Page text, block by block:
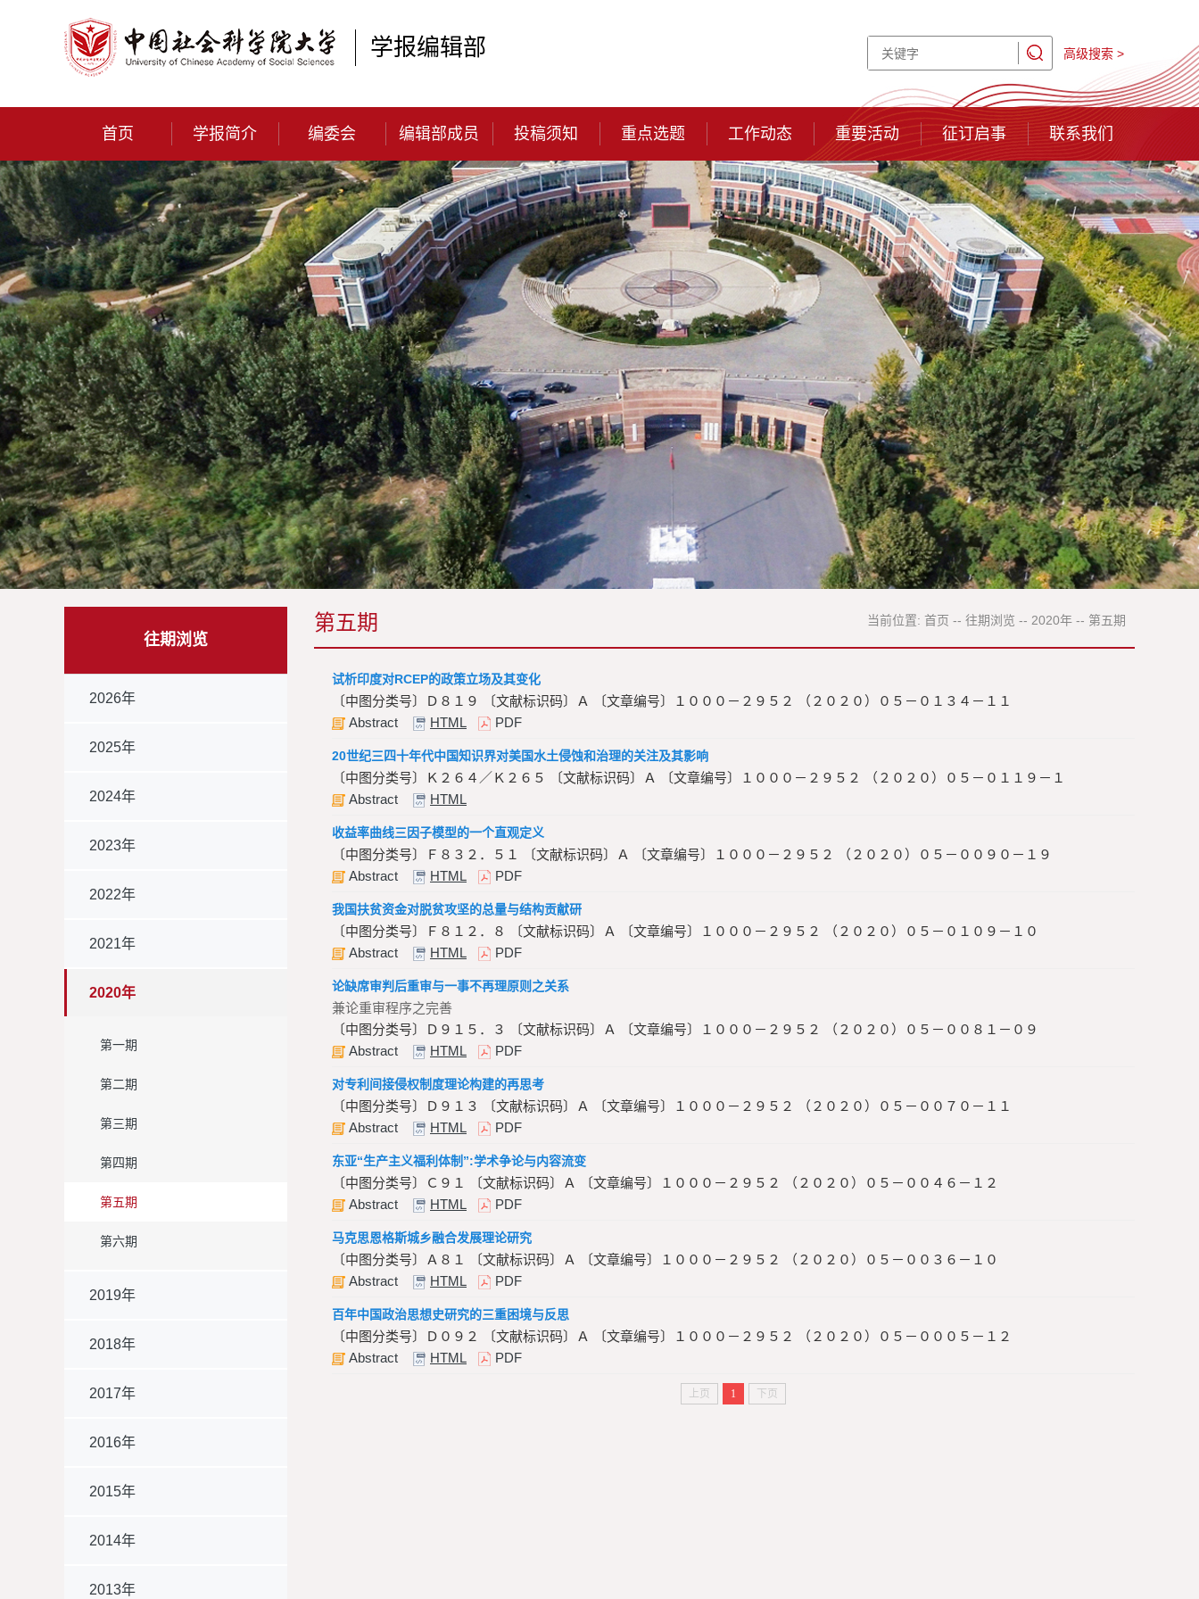
学报编辑部 高级搜索 >
首页 学报简介 编委会 编辑部成员 投稿须知 重点选题 工作动态 重要活动 征订启事 联系我们
往期浏览
2026年
2025年
2024年
2023年
2022年
2021年
2020年
第一期
第二期
第三期
第四期
第五期
第六期
2019年
2018年
2017年
2016年
2015年
2014年
2013年
第五期 当前位置: 首页 -- 往期浏览 -- 2020年 -- 第五期
试析印度对RCEP的政策立场及其变化
〔中图分类号〕Ｄ８１９ 〔文献标识码〕Ａ 〔文章编号〕１０００－２９５２ （２０２０）０５－０１３４－１１
Abstract
HTML PDF
20世纪三四十年代中国知识界对美国水土侵蚀和治理的关注及其影响
〔中图分类号〕Ｋ２６４／Ｋ２６５ 〔文献标识码〕Ａ 〔文章编号〕１０００－２９５２ （２０２０）０５－０１１９－１
Abstract
HTML
收益率曲线三因子模型的一个直观定义
〔中图分类号〕Ｆ８３２．５１ 〔文献标识码〕Ａ 〔文章编号〕１０００－２９５２ （２０２０）０５－００９０－１９
Abstract
HTML PDF
我国扶贫资金对脱贫攻坚的总量与结构贡献研
〔中图分类号〕Ｆ８１２．８ 〔文献标识码〕Ａ 〔文章编号〕１０００－２９５２ （２０２０）０５－０１０９－１０
Abstract
HTML PDF
论缺席审判后重审与一事不再理原则之关系
兼论重审程序之完善
〔中图分类号〕Ｄ９１５．３ 〔文献标识码〕Ａ 〔文章编号〕１０００－２９５２ （２０２０）０５－００８１－０９
Abstract
HTML PDF
对专利间接侵权制度理论构建的再思考
〔中图分类号〕Ｄ９１３ 〔文献标识码〕Ａ 〔文章编号〕１０００－２９５２ （２０２０）０５－００７０－１１
Abstract
HTML PDF
东亚“生产主义福利体制”:学术争论与内容流变
〔中图分类号〕Ｃ９１ 〔文献标识码〕Ａ 〔文章编号〕１０００－２９５２ （２０２０）０５－００４６－１２
Abstract
HTML PDF
马克思恩格斯城乡融合发展理论研究
〔中图分类号〕Ａ８１ 〔文献标识码〕Ａ 〔文章编号〕１０００－２９５２ （２０２０）０５－００３６－１０
Abstract
HTML PDF
百年中国政治思想史研究的三重困境与反思
〔中图分类号〕Ｄ０９２ 〔文献标识码〕Ａ 〔文章编号〕１０００－２９５２ （２０２０）０５－０００５－１２
Abstract
HTML PDF
上页 1 下页